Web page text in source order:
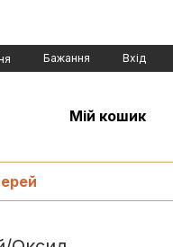
Бажання Вхід
Мій кошик